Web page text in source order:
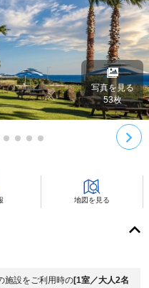
写真を見る
53枚
地図を見る
施設をご利用時の[1室／大人2名